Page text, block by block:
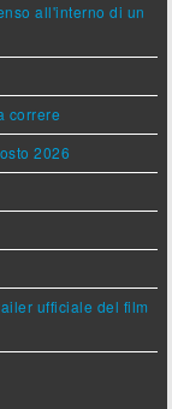
all'interno di un
correre
2026
ufficiale del film